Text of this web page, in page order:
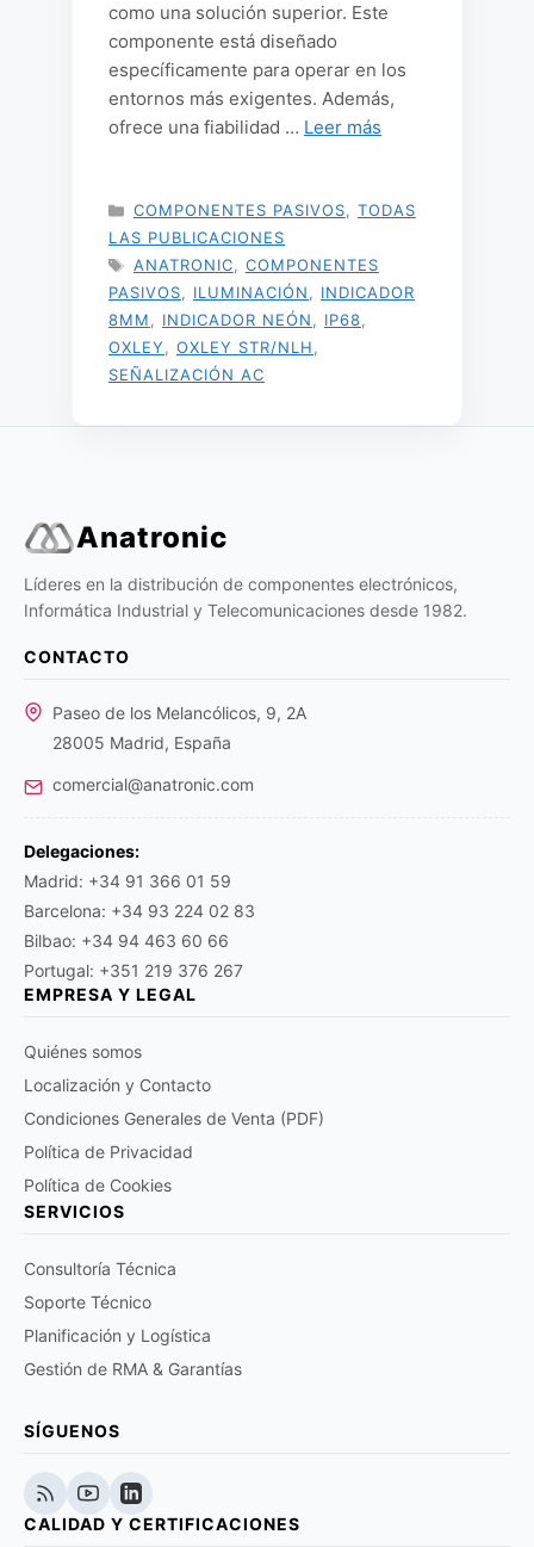
como una solución superior. Este
componente está diseñado
específicamente para operar en los
entornos más exigentes. Además,
ofrece una fiabilidad … Leer más
CATEGORÍAS
COMPONENTES PASIVOS
TODAS
LAS PUBLICACIONES
ETIQUETAS
ANATRONIC
COMPONENTES
PASIVOS
ILUMINACIÓN
INDICADOR
8MM
INDICADOR NEÓN IP68
OXLEY
OXLEY STR/NLH
SEÑALIZACIÓN AC
Anatronic
Líderes en la distribución de componentes electrónicos,
Informática Industrial y Telecomunicaciones desde 1982.
CONTACTO
Paseo de los Melancólicos, 9, 2A
28005 Madrid, España
comercial@anatronic.com
Delegaciones:
Madrid: +34 91 366 01 59
Barcelona: +34 93 224 02 83
Bilbao: +34 94 463 60 66
Portugal: +351 219 376 267
EMPRESA Y LEGAL
Quiénes somos
Localización y Contacto
Condiciones Generales de Venta (PDF)
Política de Privacidad
Política de Cookies
SERVICIOS
Consultoría Técnica
Soporte Técnico
Planificación y Logística
Gestión de RMA & Garantías
SÍGUENOS
CALIDAD Y CERTIFICACIONES